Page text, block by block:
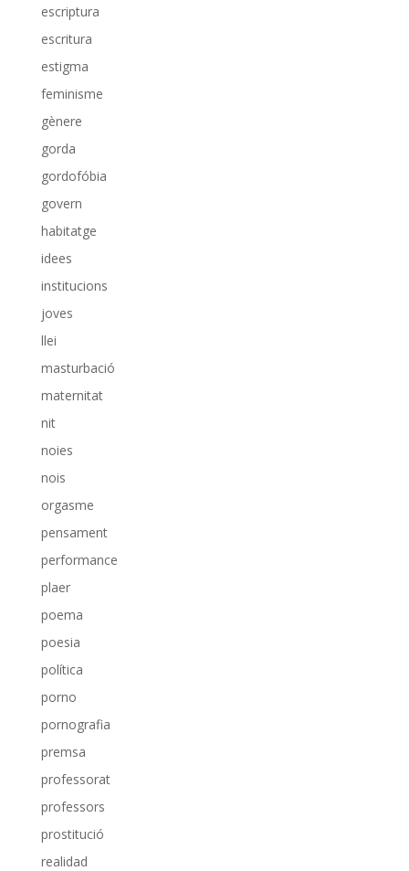
escriptura
escritura
estigma
feminisme
gènere
gorda
gordofóbia
govern
habitatge
idees
institucions
joves
llei
masturbació
maternitat
nit
noies
nois
orgasme
pensament
performance
plaer
poema
poesia
política
porno
pornografia
premsa
professorat
professors
prostitució
realidad